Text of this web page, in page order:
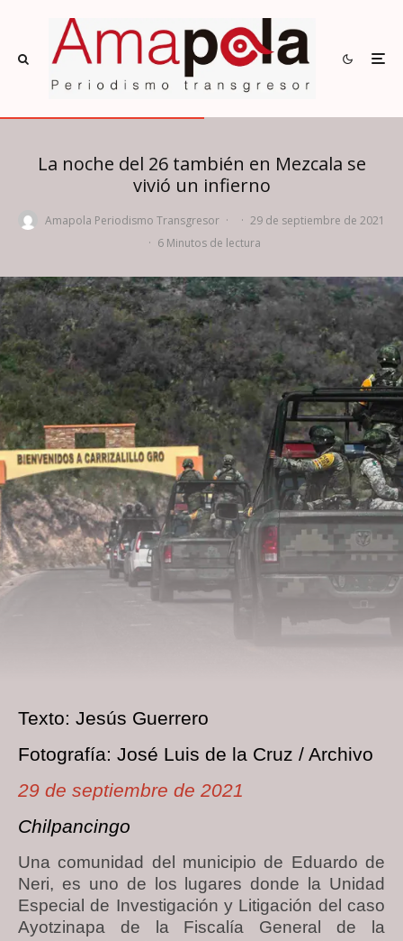
La noche del 26 también en Mezcala se
vivió un infierno
Amapola Periodismo Transgresor · · 29 de septiembre de 2021
· 6 Minutos de lectura
Texto: Jesús Guerrero
Fotografía: José Luis de la Cruz / Archivo
29 de septiembre de 2021
Chilpancingo
Una comunidad del municipio de Eduardo de
Neri, es uno de los lugares donde la Unidad
Especial de Investigación y Litigación del caso
Ayotzinapa de la Fiscalía General de la